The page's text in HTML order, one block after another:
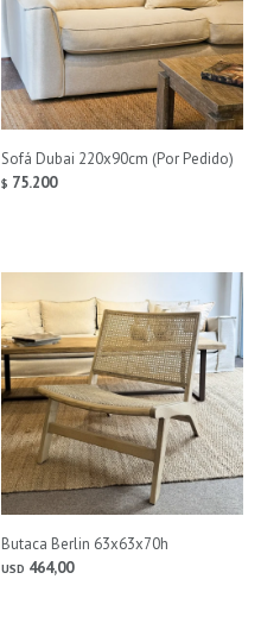
Sofá Dubai 220x90cm (Por Pedido)
$ 75.200
Butaca Berlin 63x63x70h
USD 464,00